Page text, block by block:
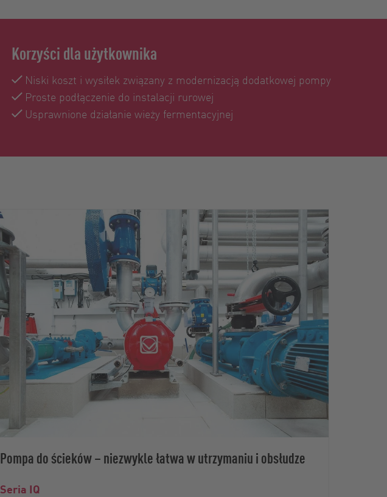
Korzyści dla użytkownika
Niski koszt i wysiłek związany z modernizacją dodatkowej pompy
Proste podłączenie do instalacji rurowej
Usprawnione działanie wieży fermentacyjnej
Pompa do ścieków – niezwykle łatwa w utrzymaniu i obsłudze
Seria IQ